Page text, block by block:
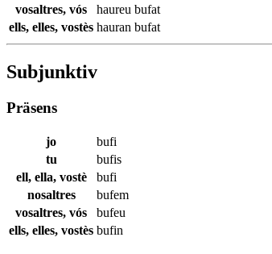
vosaltres, vós
haureu bufat
ells, elles, vostès hauran bufat
Subjunktiv
Präsens
jo
bufi
tu
bufis
ell, ella, vostè
bufi
nosaltres
bufem
vosaltres, vós
bufeu
ells, elles, vostès bufin